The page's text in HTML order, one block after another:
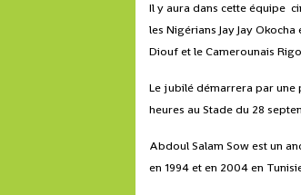
Il y aura dans cette équipe
les Nigérians Jay Jay
Diouf et le Camerounais
Le jubilé démarrera par une
heures au Stade du 28
Abdoul Salam Sow est un
en 1994 et en 2004 en